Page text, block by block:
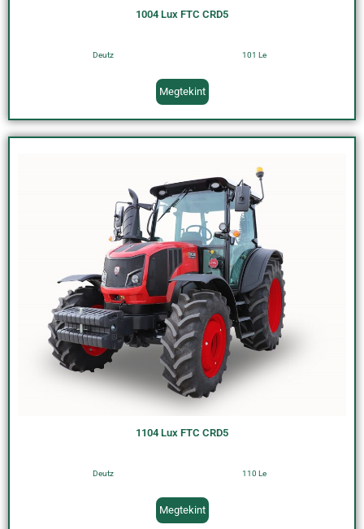
1004 Lux FTC CRD5
Deutz 101 Le
Megtekint
1104 Lux FTC CRD5
Deutz 110 Le
Megtekint